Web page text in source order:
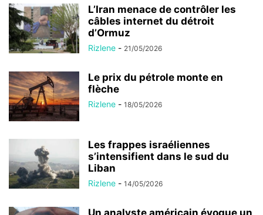
L’Iran menace de contrôler les
câbles internet du détroit
d’Ormuz
Rizlene - 21/05/2026
Le prix du pétrole monte en
flèche
Rizlene - 18/05/2026
Les frappes israéliennes
s’intensifient dans le sud du
Liban
Rizlene - 14/05/2026